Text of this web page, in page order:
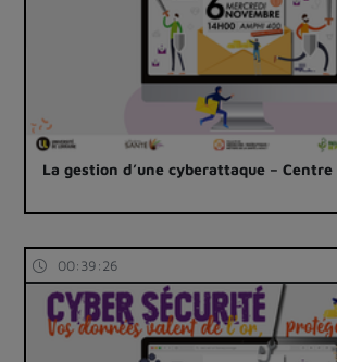
La gestion d’une cyberattaque –
00:39:26